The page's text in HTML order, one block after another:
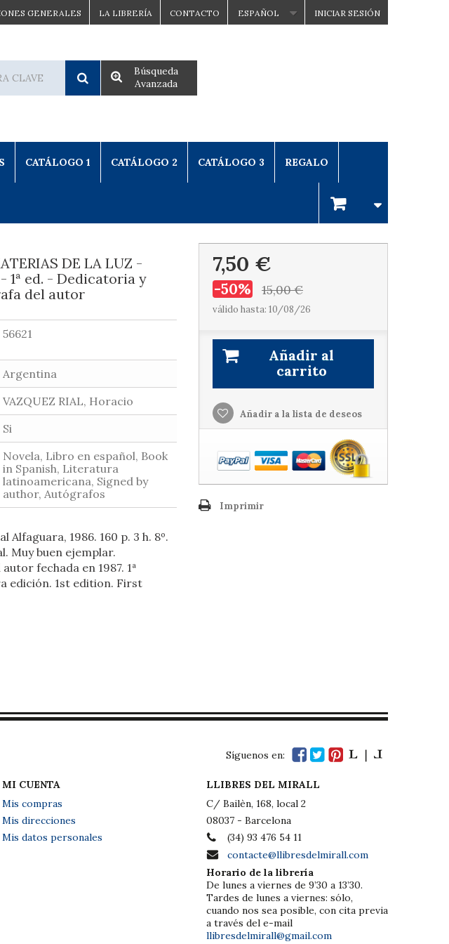
INICIAR SESIÓN
ESPAÑOL
CONTACTO
LA LIBRERÍA
GENERALES
Búsqueda
Avanzada
CATÁLOGO 1 CATÁLOGO 2 CATÁLOGO 3 REGALO
DE LA LUZ -
1ª ed. - Dedicatoria y
del autor
56621
Argentina
VAZQUEZ RIAL, Horacio
Si
Novela, Libro en español, Book
in Spanish, Literatura
latinoamericana, Signed by
author, Autógrafos
Alfaguara, 1986. 160 p. 3 h. 8º.
Muy buen ejemplar.
fechada en 1987. 1ª
edición. 1st edition. First
7,50 €
-50% 15,00 €
válido hasta: 10/08/26
Añadir al
carrito
Añadir a la lista de deseos
Imprimir
Síguenos en:
MI CUENTA
Mis compras
Mis direcciones
Mis datos personales
LLIBRES DEL MIRALL
C/ Bailèn, 168, local 2
08037 - Barcelona
(34) 93 476 54 11
contacte@llibresdelmirall.com
Horario de la librería
De lunes a viernes de 9’30 a 13’30.
Tardes de lunes a viernes: sólo,
cuando nos sea posible, con cita previa
a través del e-mail
llibresdelmirall@gmail.com